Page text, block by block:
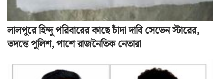
লালপুরে হিন্দু পরিবারের কাছে চাঁদা দাবি সেভেন স্টারের,
তদন্তে পুলিশ, পাশে রাজনৈতিক নেতারা